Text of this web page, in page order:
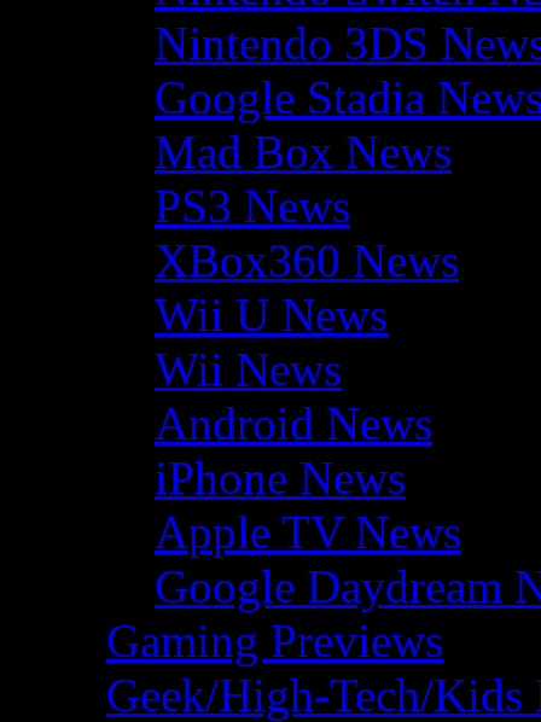
Nintendo 3DS
Google Stadia
Mad Box News
PS3 News
XBox360 News
Wii U News
Wii News
Android News
iPhone News
Apple TV News
Google Daydream
Gaming Previews
Geek/High-Tech/Kids